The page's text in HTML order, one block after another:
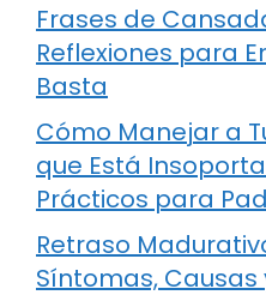
Frases de
Reflexiones para
Basta
Cómo Manejar a
que Está
Prácticos para
Retraso
Síntomas,